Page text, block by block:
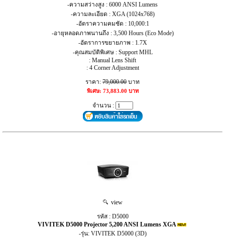
-ความสว่างสูง : 6000 ANSI Lumens
-ความละเอียด : XGA (1024x768)
-อัตราความคมชัด : 10,000:1
-อายุหลอดภาพนานถึง : 3,500 Hours (Eco Mode)
-อัตราการขยายภาพ : 1.7X
-คุณสมบัติพิเศษ : Support MHL
: Manual Lens Shift
: 4 Corner Adjustment
ราคา: 79,000.00 บาท
พิเศษ: 73,883.00 บาท
จำนวน :
view
รหัส : D5000
VIVITEK D5000 Projector 5,200 ANSI Lumens XGA
-รุ่น: VIVITEK D5000 (3D)